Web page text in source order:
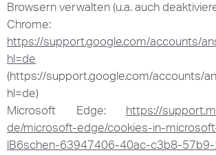
Browsern verwalten (u.a. auch
Chrome:
https://support.google.com/accounts/
hl=de
(https://support.google.com/accounts/
hl=de)
Microsoft Edge:
https://
de/microsoft-edge/cookies-in-
lB6schen-63947406-40ac-c3b8-